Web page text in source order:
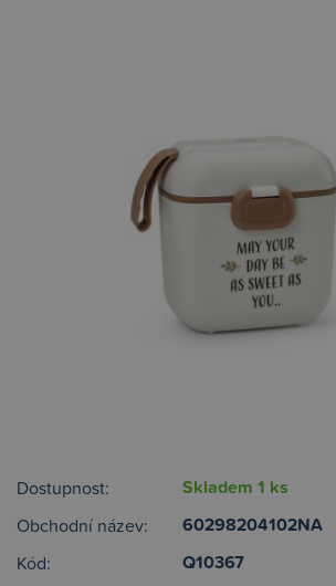
Dostupnost: Skladem 1 ks
Obchodní název: 60298204102NA
Kód: Q10367